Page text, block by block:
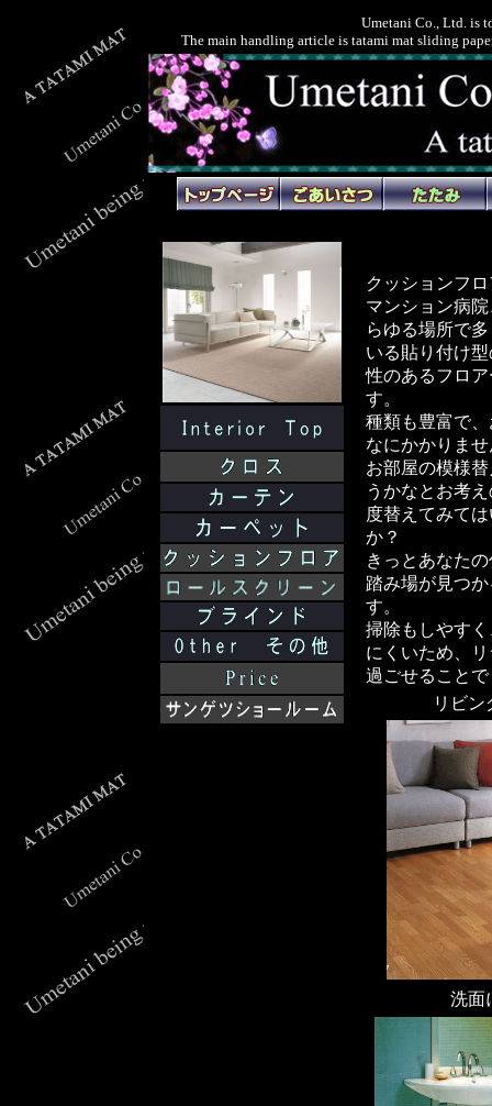
Umetani Co., Ltd. is
The main handling article is tatami mat sliding
クッションフ
マンション病
らゆる場所で
いる貼り付け
性のあるフロ
す。
種類も豊富で
なにかかりま
お部屋の模様
うかなとお考
度替えてみて
か？
きっとあなた
踏み場が見つ
す。
掃除もしやす
にくいため、
過ごせること
リビン
洗面